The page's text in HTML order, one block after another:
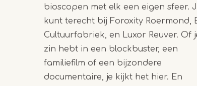
bioscopen met elk een eigen sfeer.
kunt terecht bij Foroxity Roermond,
Cultuurfabriek, en Luxor Reuver. Of
zin hebt in een blockbuster, een
familiefilm of een bijzondere
documentaire, je kijkt het hier. En